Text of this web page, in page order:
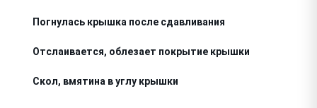
Погнулась крышка после сдавливания
Отслаивается, облезает покрытие крышки
Скол, вмятина в углу крышки